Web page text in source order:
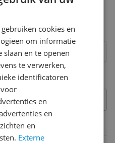
kenmerken
8
7
6
van 4
cookies en
om informatie
slaan en te openen
te verwerken,
identificatoren
en
en
en
Externe